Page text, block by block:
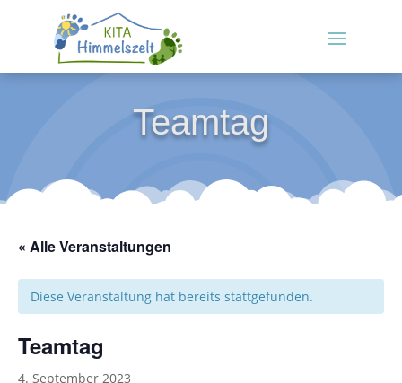
Teamtag
« Alle Veranstaltungen
Diese Veranstaltung hat bereits stattgefunden.
Teamtag
4. September 2023